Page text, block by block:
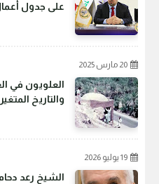
على جدول
20 مارس 2025
العلويون في
والتاريخ المتغير
19 يوليو 2026
الشيخ رعد